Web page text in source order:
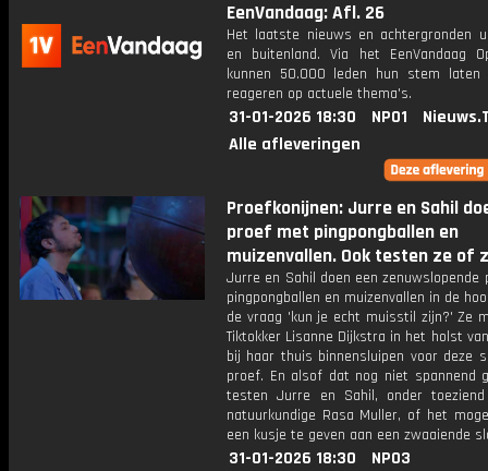
EenVandaag: Afl. 26
Het laatste nieuws en achtergronden
en buitenland. Via het EenVandaag
kunnen 50.000 leden hun stem laten
reageren op actuele thema's.
31-01-2026 18:30 NPO1
Alle afleveringen
Proefkonijnen: Jurre en Sahil
proef met pingpongballen en
muizenvallen. Ook testen ze of
Jurre en Sahil doen een zenuwslopende
pingpongballen en muizenvallen in de
de vraag 'kun je echt muisstil zijn?' Ze
Tiktokker Lisanne Dijkstra in het holst
bij haar thuis binnensluipen voor deze
proef. En alsof dat nog niet spannend
testen Jurre en Sahil, onder
natuurkundige Rasa Muller, of het
een kusje te geven aan een zwaaiende
31-01-2026 18:30
NPO3